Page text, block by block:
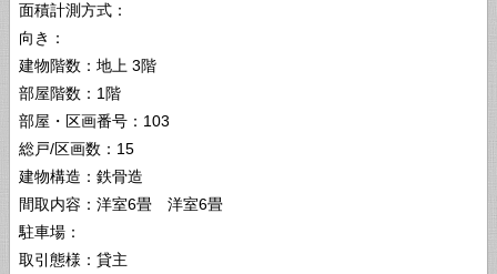
面積計測方式：
向き：
建物階数：地上 3階
部屋階数：1階
部屋・区画番号：103
総戸/区画数：15
建物構造：鉄骨造
間取内容：洋室6畳 洋室6畳
駐車場：
取引態様：貸主